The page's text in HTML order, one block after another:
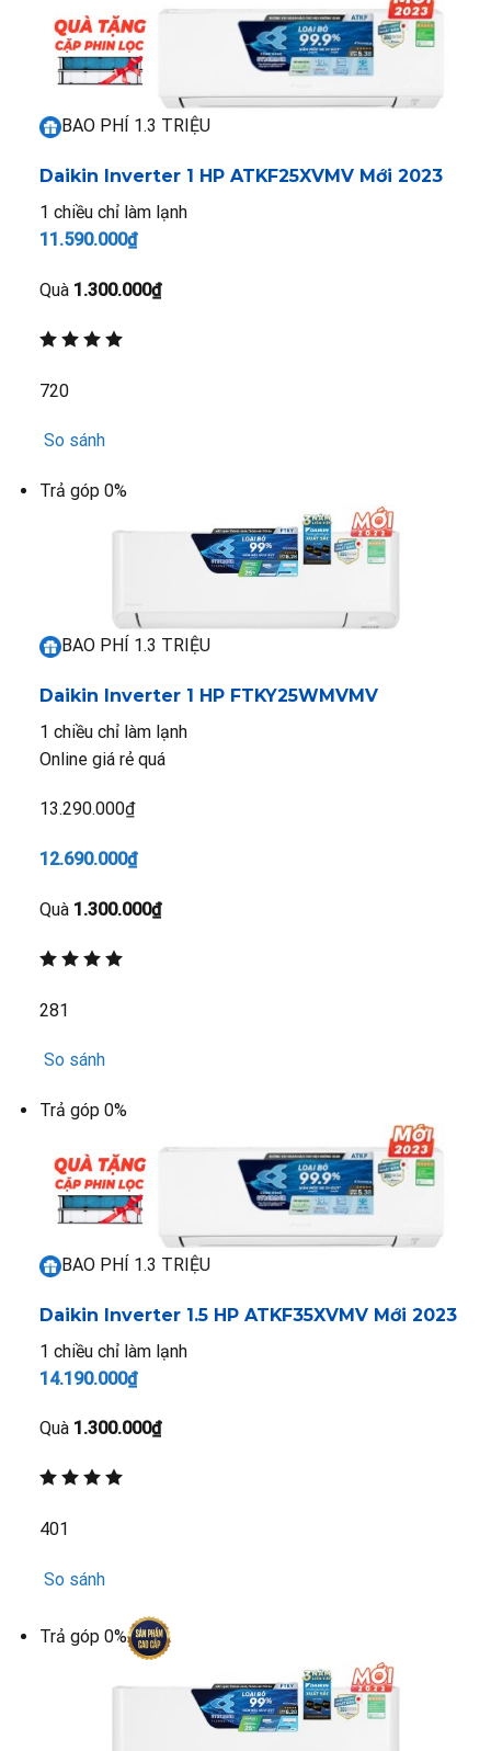
BAO PHÍ 1.3 TRIỆU
Daikin Inverter 1 HP ATKF25XVMV Mới 2023
1 chiều chỉ làm lạnh
11.590.000₫
Quà 1.300.000₫
720
So sánh
Trả góp 0%
BAO PHÍ 1.3 TRIỆU
Daikin Inverter 1 HP FTKY25WMVMV
1 chiều chỉ làm lạnh
Online giá rẻ quá
13.290.000₫
12.690.000₫
Quà 1.300.000₫
281
So sánh
Trả góp 0%
BAO PHÍ 1.3 TRIỆU
Daikin Inverter 1.5 HP ATKF35XVMV Mới 2023
1 chiều chỉ làm lạnh
14.190.000₫
Quà 1.300.000₫
401
So sánh
Trả góp 0%